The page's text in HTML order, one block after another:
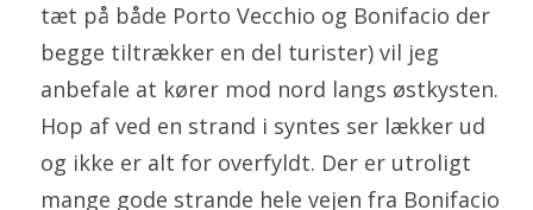
tæt på både Porto Vecchio og Bonifacio der
begge tiltrækker en del turister) vil jeg
anbefale at kører mod nord langs østkysten.
Hop af ved en strand i syntes ser lækker ud
og ikke er alt for overfyldt. Der er utroligt
mange gode strande hele vejen fra Bonifacio